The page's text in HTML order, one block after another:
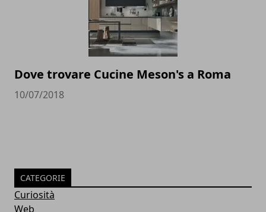
Dove trovare Cucine Meson's a Roma
10/07/2018
CATEGORIE
Curiosità
Web